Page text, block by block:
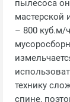
пылесоса
мастерской
– 800 куб.м/
технику
спине,